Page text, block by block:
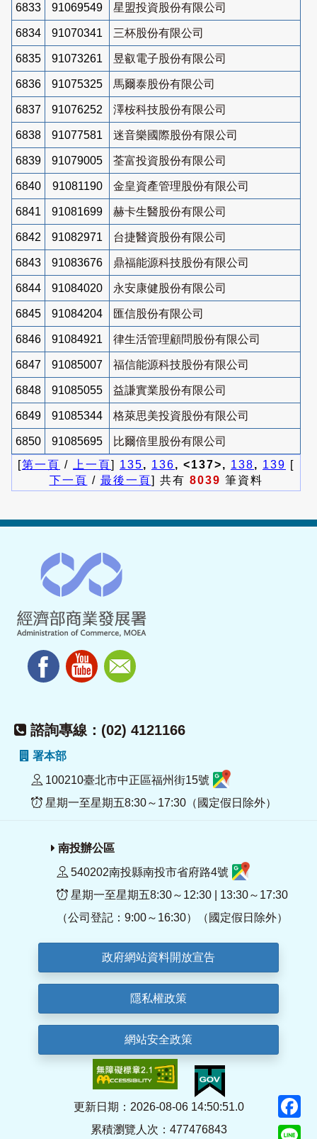
6833 91069549 星盟投資股份有限公司
6834 91070341 三杯股份有限公司
6835 91073261 昱叡電子股份有限公司
6836 91075325 馬爾泰股份有限公司
6837 91076252 澤桉科技股份有限公司
6838 91077581 迷音樂國際股份有限公司
6839 91079005 荃富投資股份有限公司
6840 91081190 金皇資產管理股份有限公司
6841 91081699 赫卡生醫股份有限公司
6842 91082971 台捷醫資股份有限公司
6843 91083676 鼎福能源科技股份有限公司
6844 91084020 永安康健股份有限公司
6845 91084204 匯信股份有限公司
6846 91084921 律生活管理顧問股份有限公司
6847 91085007 福信能源科技股份有限公司
6848 91085055 益謙實業股份有限公司
6849 91085344 格萊思美投資股份有限公司
6850 91085695
比爾倍里股份有限公司
[第一頁 / 上一頁] 135, 136, <137>, 138, 139 [
下一頁 / 最後一頁] 共有 8039 筆資料
諮詢專線：(02) 4121166
署本部
100210臺北市中正區福州街15號
星期一至星期五8:30～17:30（國定假日除外）
南投辦公區
540202南投縣南投市省府路4號
星期一至星期五8:30～12:30 | 13:30～17:30
（公司登記：9:00～16:30）（國定假日除外）
政府網站資料開放宣告
隱私權政策
網站安全政策
更新日期：2026-08-06 14:50:51.0
累積瀏覽人次：477476843